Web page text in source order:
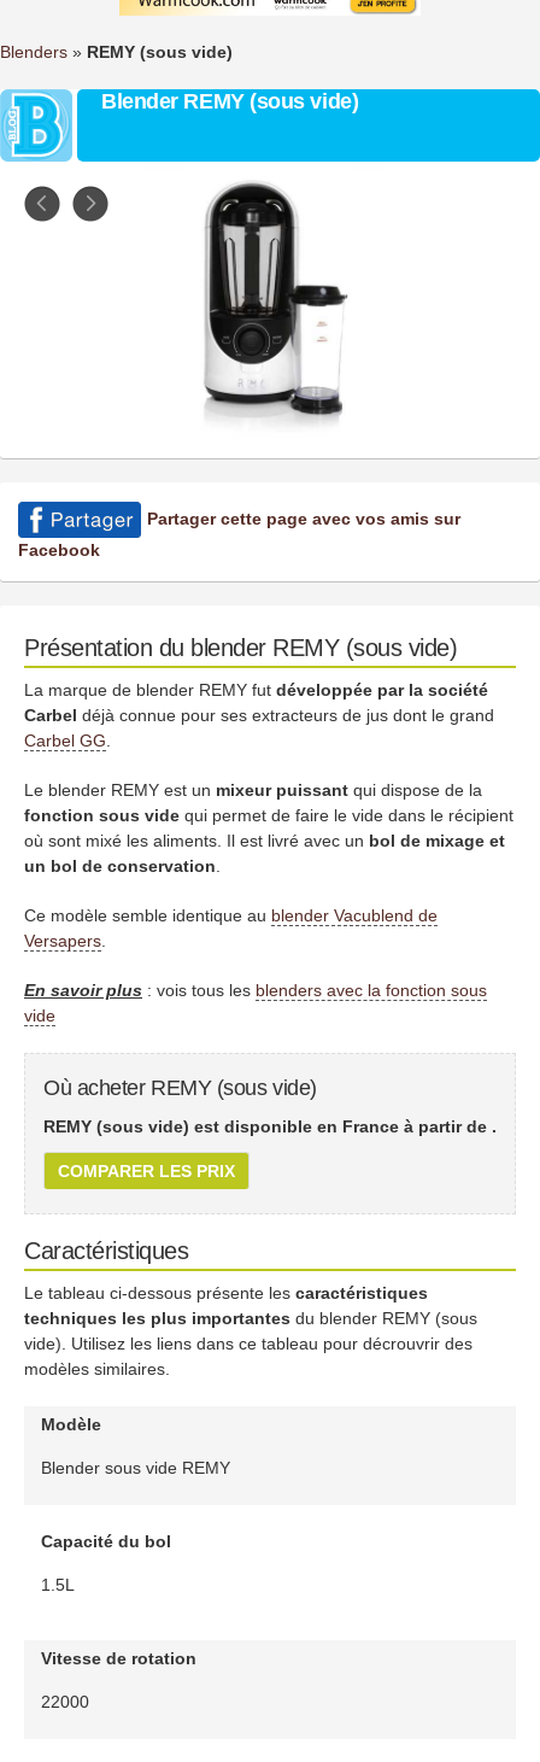
Blenders » REMY (sous vide)
Blender REMY (sous vide)
Partager cette page avec vos amis sur
Facebook
Présentation du blender REMY (sous vide)
La marque de blender REMY fut développée par la société
Carbel déjà connue pour ses extracteurs de jus dont le grand
Carbel GG
Le blender REMY est un mixeur puissant qui dispose de la
fonction sous vide qui permet de faire le vide dans le récipient
où sont mixé les aliments. Il est livré avec un bol de mixage et
un bol de conservation
Ce modèle semble identique au blender Vacublend de
Versapers
En savoir plus : vois tous les blenders avec la fonction sous
vide
Où acheter REMY (sous vide)
REMY (sous vide) est disponible en France à partir de .
COMPARER LES PRIX
Caractéristiques
Le tableau ci-dessous présente les caractéristiques
techniques les plus importantes du blender REMY (sous
vide). Utilisez les liens dans ce tableau pour décrouvrir des
modèles similaires.
Modèle
Blender sous vide REMY
Capacité du bol
1.5L
Vitesse de rotation
22000